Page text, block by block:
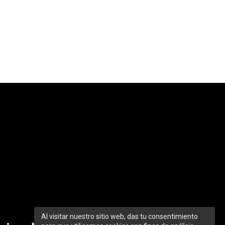
Al visitar nuestro sitio web, das tu consentimiento